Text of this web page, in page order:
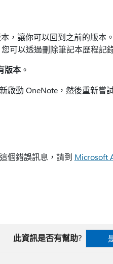
，讓你可以回到之前的版本
可以透過刪除筆記本歷程記
版本。
啟動 OneNote，然後重新嘗
個錯誤訊息，請到 Microsoft
此資訊是否有幫助?